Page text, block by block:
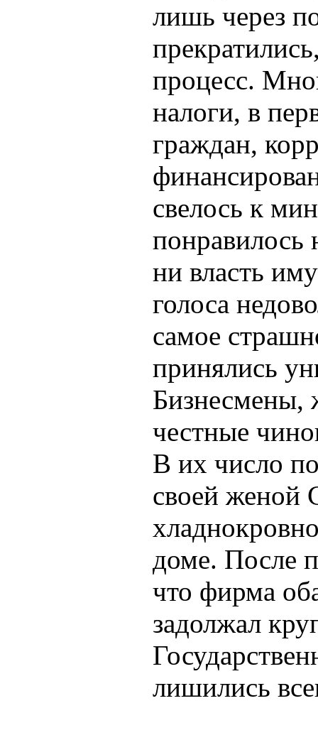
лишь через
процесс.
налоги, в
граждан,
свелось к
ни власть
голоса
самое
принялись
Бизнесмены,
честные
В их число
своей женой
доме. После
что фирма
задолжал
лишились